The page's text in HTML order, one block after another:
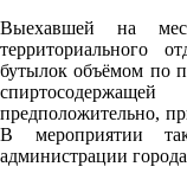
Выехавшей на
территориального
бутылок объёмом по
предположительно,
В мероприятии
администрации